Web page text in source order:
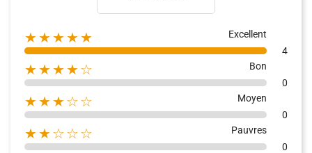
★★★★★
Excellent
4
★★★★☆
Bon
0
★★★☆☆
Moyen
0
★★☆☆☆
Pauvres
0